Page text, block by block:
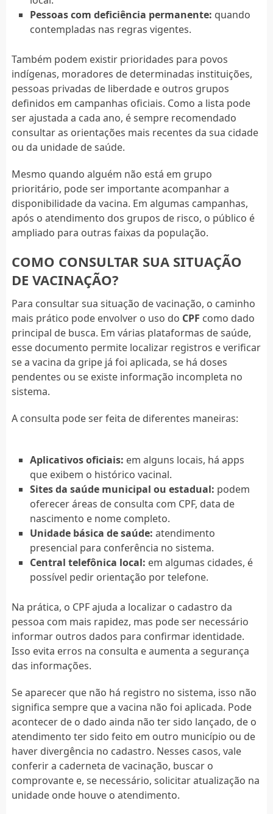
Pessoas com deficiência permanente: quando
contempladas nas regras vigentes.
Também podem existir prioridades para povos
indígenas, moradores de determinadas instituições,
pessoas privadas de liberdade e outros grupos
definidos em campanhas oficiais. Como a lista pode
ser ajustada a cada ano, é sempre recomendado
consultar as orientações mais recentes da sua cidade
ou da unidade de saúde.
Mesmo quando alguém não está em grupo
prioritário, pode ser importante acompanhar a
disponibilidade da vacina. Em algumas campanhas,
após o atendimento dos grupos de risco, o público é
ampliado para outras faixas da população.
COMO CONSULTAR SUA SITUAÇÃO
DE VACINAÇÃO?
Para consultar sua situação de vacinação, o caminho
mais prático pode envolver o uso do CPF como dado
principal de busca. Em várias plataformas de saúde,
esse documento permite localizar registros e verificar
se a vacina da gripe já foi aplicada, se há doses
pendentes ou se existe informação incompleta no
sistema.
A consulta pode ser feita de diferentes maneiras:
Aplicativos oficiais: em alguns locais, há apps
que exibem o histórico vacinal.
Sites da saúde municipal ou estadual: podem
oferecer áreas de consulta com CPF, data de
nascimento e nome completo.
Unidade básica de saúde: atendimento
presencial para conferência no sistema.
Central telefônica local: em algumas cidades, é
possível pedir orientação por telefone.
Na prática, o CPF ajuda a localizar o cadastro da
pessoa com mais rapidez, mas pode ser necessário
informar outros dados para confirmar identidade.
Isso evita erros na consulta e aumenta a segurança
das informações.
Se aparecer que não há registro no sistema, isso não
significa sempre que a vacina não foi aplicada. Pode
acontecer de o dado ainda não ter sido lançado, de o
atendimento ter sido feito em outro município ou de
haver divergência no cadastro. Nesses casos, vale
conferir a caderneta de vacinação, buscar o
comprovante e, se necessário, solicitar atualização na
unidade onde houve o atendimento.